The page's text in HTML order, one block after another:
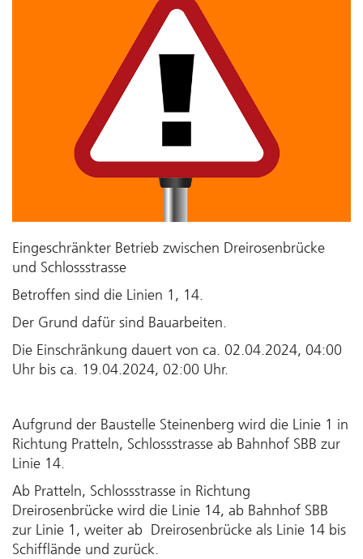
Eingeschränkter Betrieb zwischen Dreirosenbrücke
und Schlossstrasse
Betroffen sind die Linien 1, 14.
Der Grund dafür sind Bauarbeiten.
Die Einschränkung dauert von ca. 02.04.2024, 04:00
Uhr bis ca. 19.04.2024, 02:00 Uhr.
Aufgrund der Baustelle Steinenberg wird die Linie 1 in
Richtung Pratteln, Schlossstrasse ab Bahnhof SBB zur
Linie 14.
Ab Pratteln, Schlossstrasse in Richtung
Dreirosenbrücke wird die Linie 14, ab Bahnhof SBB
zur Linie 1, weiter ab Dreirosenbrücke als Linie 14 bis
Schifflände und zurück.